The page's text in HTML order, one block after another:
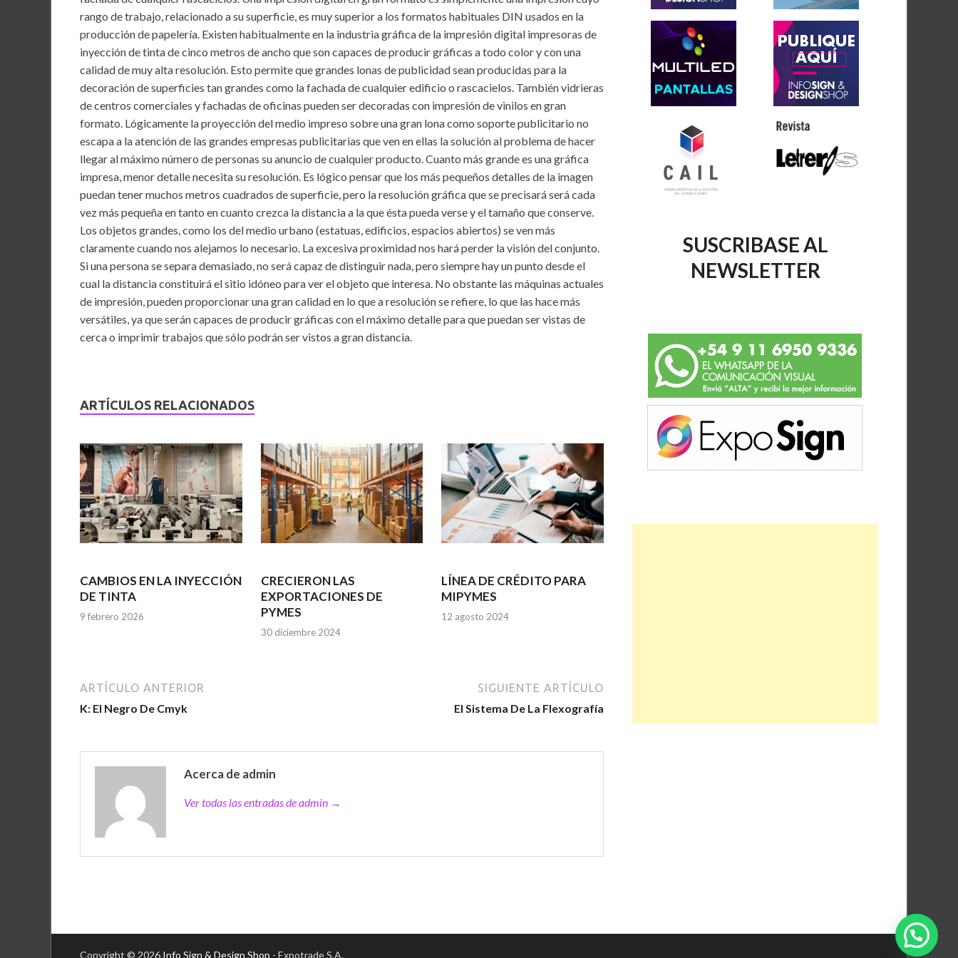
b
o
o
k
er l
s
A
p
p
dI
n
rango de trabajo, relacionado a su superficie, es muy superior a los formatos habituales DIN usados en la
producción de papelería. Existen habitualmente en la industria gráfica de la impresión digital impresoras de
inyección de tinta de cinco metros de ancho que son capaces de producir gráficas a todo color y con una
calidad de muy alta resolución. Esto permite que grandes lonas de publicidad sean producidas para la
decoración de superficies tan grandes como la fachada de cualquier edificio o rascacielos. También vidrieras
de centros comerciales y fachadas de oficinas pueden ser decoradas con impresión de vinilos en gran
formato. Lógicamente la proyección del medio impreso sobre una gran lona como soporte publicitario no
escapa a la atención de las grandes empresas publicitarias que ven en ellas la solución al problema de hacer
llegar al máximo número de personas su anuncio de cualquier producto. Cuanto más grande es una gráfica
impresa, menor detalle necesita su resolución. Es lógico pensar que los más pequeños detalles de la imagen
puedan tener muchos metros cuadrados de superficie, pero la resolución gráfica que se precisará será cada
vez más pequeña en tanto en cuanto crezca la distancia a la que ésta pueda verse y el tamaño que conserve.
Los objetos grandes, como los del medio urbano (estatuas, edificios, espacios abiertos) se ven más
claramente cuando nos alejamos lo necesario. La excesiva proximidad nos hará perder la visión del conjunto.
Si una persona se separa demasiado, no será capaz de distinguir nada, pero siempre hay un punto desde el
cual la distancia constituirá el sitio idóneo para ver el objeto que interesa. No obstante las máquinas actuales
de impresión, pueden proporcionar una gran calidad en lo que a resolución se refiere, lo que las hace más
versátiles, ya que serán capaces de producir gráficas con el máximo detalle para que puedan ser vistas de
cerca o imprimir trabajos que sólo podrán ser vistos a gran distancia.
ARTÍCULOS RELACIONADOS
CAMBIOS EN LA INYECCIÓN
DE TINTA
9 febrero 2026
CRECIERON LAS
EXPORTACIONES DE
PYMES
30 diciembre 2024
LÍNEA DE CRÉDITO PARA
MIPYMES
12 agosto 2024
ARTÍCULO ANTERIOR
K: El Negro De Cmyk
SIGUIENTE ARTÍCULO
El Sistema De La Flexografía
Acerca de admin
Ver todas las entradas de admin →
SUSCRIBASE AL
NEWSLETTER
Copyright © 2026 Info Sign & Design Shop - Expotrade S.A.